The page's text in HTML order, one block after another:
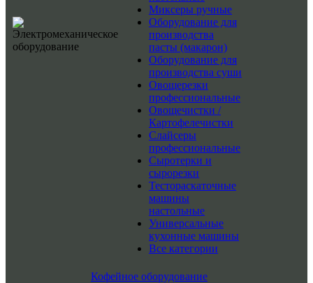
Миксеры ручные
Оборудование для
производства
пасты (макарон)
Оборудование для
производства суши
Овощерезки
профессиональные
Овощечистки /
Картофелечистки
Слайсеры
профессиональные
Сыротерки и
сырорезки
Тестораскаточные
машины
настольные
Универсальные
кухонные машины
Все категории
Кофейное оборудование